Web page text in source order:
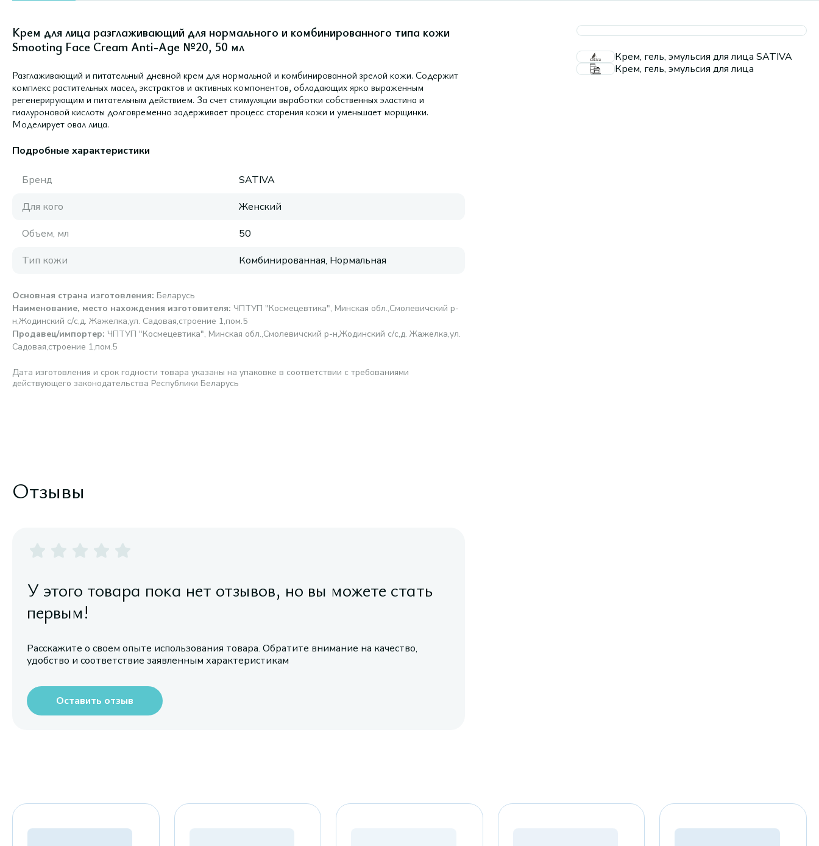
Крем для лица разглаживающий для нормального и комбинированного типа кожи
Smooting Face Cream Anti-Age №20, 50 мл
Разглаживающий и питательный дневной крем для нормальной и комбинированной зрелой кожи. Содержит
комплекс растительных масел, экстрактов и активных компонентов, обладающих ярко выраженным
регенерирующим и питательным действием. За счет стимуляции выработки собственных эластина и
гиалуроновой кислоты долговременно задерживает процесс старения кожи и уменьшает морщинки.
Моделирует овал лица.
Подробные характеристики
Бренд
SATIVA
Для кого
Женский
Объем, мл
50
Тип кожи
Комбинированная, Нормальная
Основная страна изготовления: Беларусь
Наименование, место нахождения изготовителя: ЧПТУП "Космецевтика", Минская обл.,Смолевичский р-
н,Жодинский с/с,д. Жажелка,ул. Садовая,строение 1,пом.5
Продавец/импортер: ЧПТУП "Космецевтика", Минская обл.,Смолевичский р-н,Жодинский с/с,д. Жажелка,ул.
Садовая,строение 1,пом.5
Дата изготовления и срок годности товара указаны на упаковке в соответствии с требованиями
действующего законодательства Республики Беларусь
Крем, гель, эмульсия для лица SATIVA
Крем, гель, эмульсия для лица
Отзывы
У этого товара пока нет отзывов, но вы можете стать
первым!
Расскажите о своем опыте использования товара. Обратите внимание на качество,
удобство и соответствие заявленным характеристикам
Оставить отзыв